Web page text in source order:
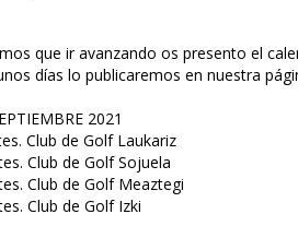
que ir avanzando os presento el
días lo publicaremos en nuestra
2021
Club de Golf Laukariz
Club de Golf Sojuela
Club de Golf Meaztegi
Club de Golf Izki